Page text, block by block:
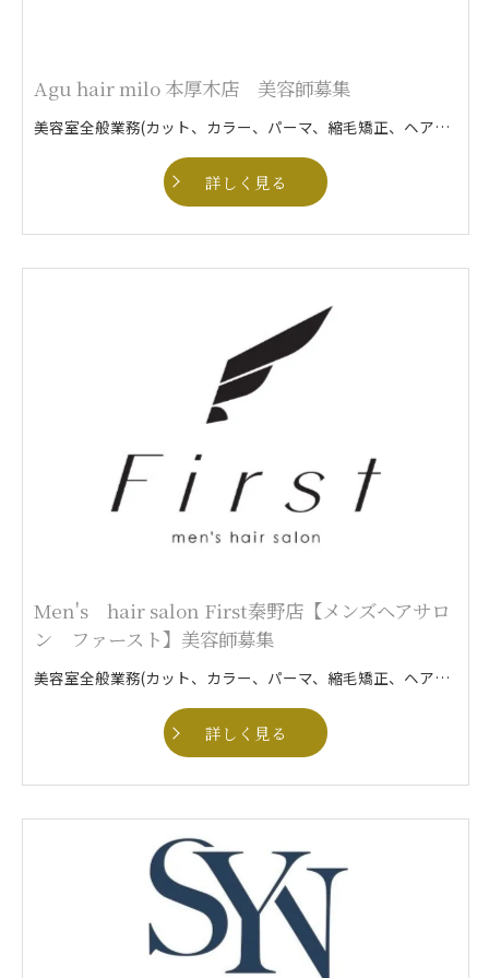
Agu hair milo 本厚木店 美容師募集
美容室全般業務(カット、カラー、パーマ、縮毛矯正、ヘアセットなど)
詳しく見る
Men's hair salon First秦野店【メンズヘアサロ
ン ファースト】美容師募集
美容室全般業務(カット、カラー、パーマ、縮毛矯正、ヘアセットなど)
詳しく見る